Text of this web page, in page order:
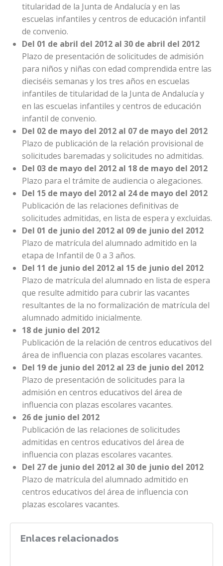
titularidad de la Junta de Andalucía y en las
escuelas infantiles y centros de educación infantil
de convenio.
Del 01 de abril del 2012 al 30 de abril del 2012
Plazo de presentación de solicitudes de admisión
para niños y niñas con edad comprendida entre las
dieciséis semanas y los tres años en escuelas
infantiles de titularidad de la Junta de Andalucía y
en las escuelas infantiles y centros de educación
infantil de convenio.
Del 02 de mayo del 2012 al 07 de mayo del 2012
Plazo de publicación de la relación provisional de
solicitudes baremadas y solicitudes no admitidas.
Del 03 de mayo del 2012 al 18 de mayo del 2012
Plazo para el trámite de audiencia o alegaciones.
Del 15 de mayo del 2012 al 24 de mayo del 2012
Publicación de las relaciones definitivas de
solicitudes admitidas, en lista de espera y excluidas.
Del 01 de junio del 2012 al 09 de junio del 2012
Plazo de matrícula del alumnado admitido en la
etapa de Infantil de 0 a 3 años.
Del 11 de junio del 2012 al 15 de junio del 2012
Plazo de matrícula del alumnado en lista de espera
que resulte admitido para cubrir las vacantes
resultantes de la no formalización de matrícula del
alumnado admitido inicialmente.
18 de junio del 2012
Publicación de la relación de centros educativos del
área de influencia con plazas escolares vacantes.
Del 19 de junio del 2012 al 23 de junio del 2012
Plazo de presentación de solicitudes para la
admisión en centros educativos del área de
influencia con plazas escolares vacantes.
26 de junio del 2012
Publicación de las relaciones de solicitudes
admitidas en centros educativos del área de
influencia con plazas escolares vacantes.
Del 27 de junio del 2012 al 30 de junio del 2012
Plazo de matrícula del alumnado admitido en
centros educativos del área de influencia con
plazas escolares vacantes.
Enlaces relacionados